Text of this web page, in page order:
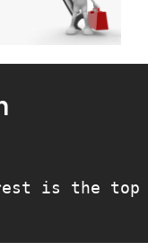
is the